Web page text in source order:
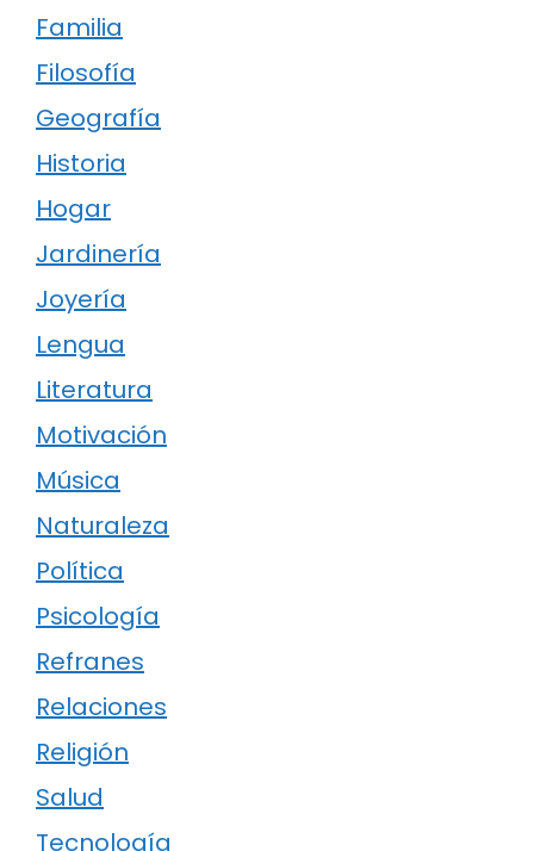
Familia
Filosofía
Geografía
Historia
Hogar
Jardinería
Joyería
Lengua
Literatura
Motivación
Música
Naturaleza
Política
Psicología
Refranes
Relaciones
Religión
Salud
Tecnología